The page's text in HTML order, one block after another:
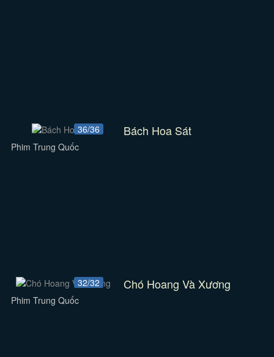
36/36 Bách Hoa Sát
Phim Trung Quốc
32/32 Chó Hoang Và Xương
Phim Trung Quốc